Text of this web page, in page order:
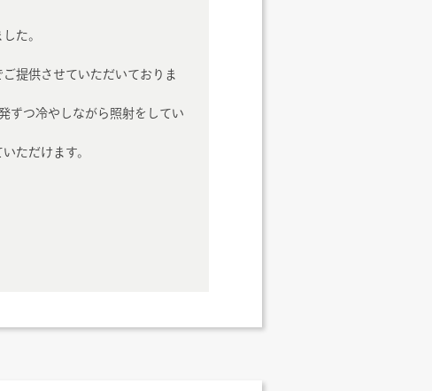
た。
提供させていただいておりま
ずつ冷やしながら照射をしてい
ただけます。